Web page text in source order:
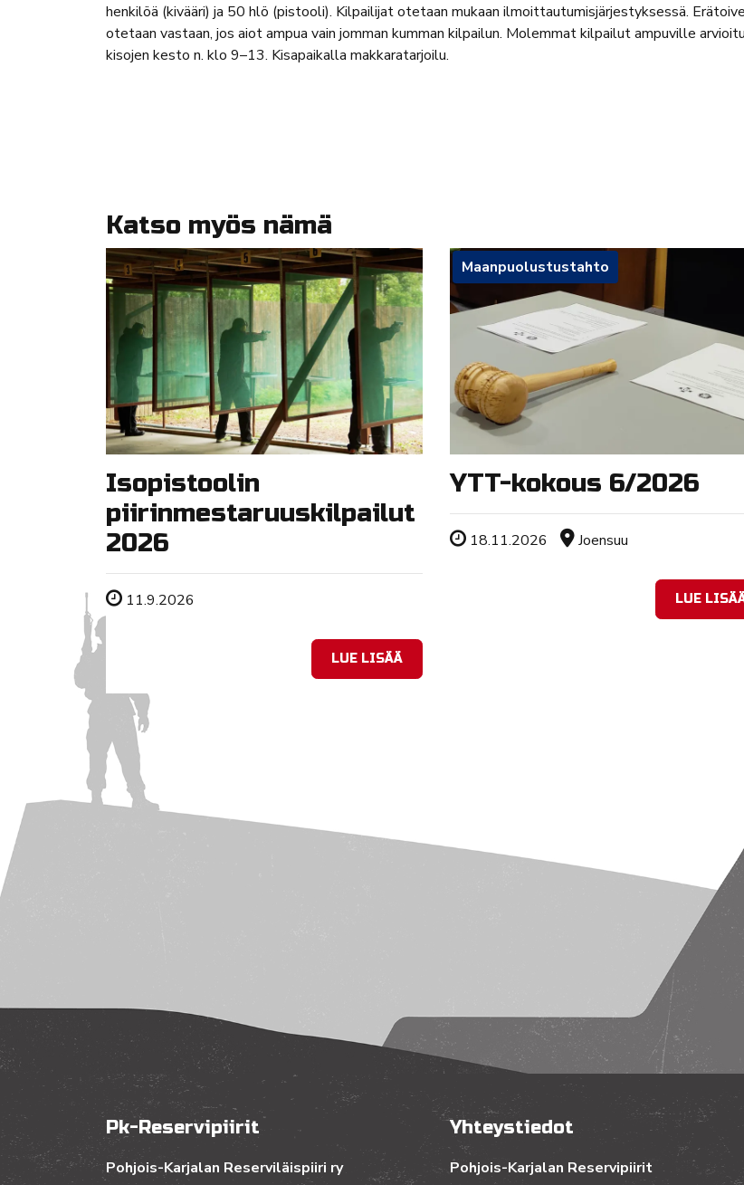
henkilöä (kivääri) ja 50 hlö (pistooli). Kilpailijat otetaan mukaan ilmoittautumisjärjestyksessä.
otetaan vastaan, jos aiot ampua vain jomman kumman kilpailun. Molemmat kilpailut ampuville arvioitu
kisojen kesto n. klo 9–13. Kisapaikalla makkaratarjoilu.
Katso myös nämä
Isopistoolin
piirinmestaruuskilpailut
2026
Tapahtuman ajankohta
11.9.2026
LUE LISÄÄ
Maanpuolustustahto
YTT-kokous 6/2026
Tapahtuman ajankohta
18.11.2026 Sijainti
Joensuu
LUE
Pk-Reservipiirit
Pohjois-Karjalan Reserviläispiiri ry
Yhteystiedot
Pohjois-Karjalan Reservipiirit